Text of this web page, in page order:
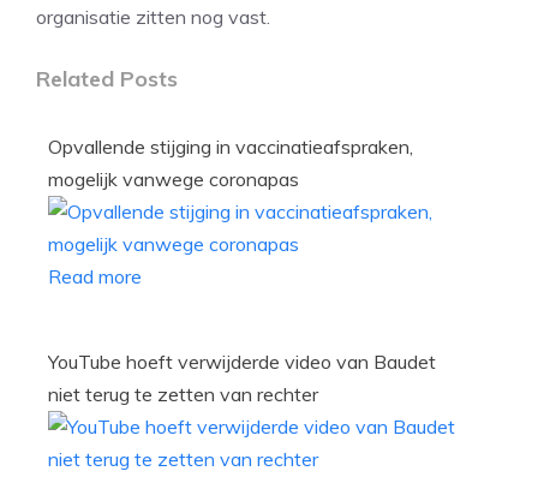
organisatie zitten nog vast.
Related Posts
Opvallende stijging in vaccinatieafspraken,
mogelijk vanwege coronapas
Read more
YouTube hoeft verwijderde video van Baudet
niet terug te zetten van rechter